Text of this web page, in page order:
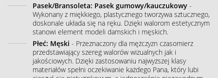
Pasek/Bransoleta: Pasek gumowy/kauczukowy -
Wykonany z miękkiego, plastycznego tworzywa sztucznego,
doskonale układa się na ręku. Dzięki walorom estetycznym
stanowi element modeli damskich i męskich.
Płeć: Męski - Przeznaczony dla mężczyzn czasomierz
przedstawiający szereg walorów wizualnych jak i
jakościowych. Dzięki zastosowaniu najwyższej klasy
materiałów spełni oczekiwanie każdego Pana, który lubi